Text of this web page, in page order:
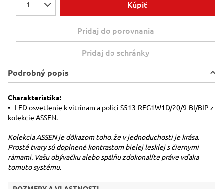
1 Kúpiť
Pridaj do porovnania
Pridaj do schránky
Podrobný popis
Charakteristika:
• LED osvetlenie k vitrínam a polici S513-REG1W1D/20/9-BI/BIP z
kolekcie ASSEN.
Kolekcia ASSEN je dôkazom toho, že v jednoduchosti je krása.
Prosté tvary sú doplnené kontrastom bielej lesklej s čiernymi
rámami. Vašu obývačku alebo spálňu zdokonalíte práve vďaka
tomuto systému.